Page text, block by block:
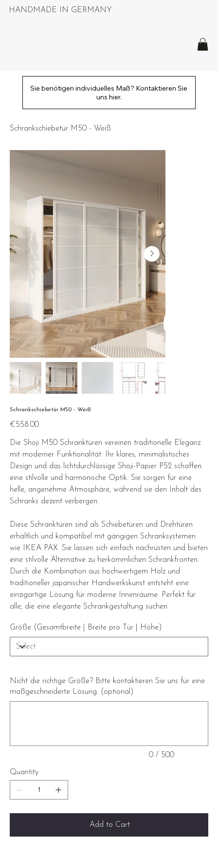
HANDMADE IN GERMANY
Sie benötigen individuelles Maß? Kontaktieren Sie
uns hier.
Schrankschiebetür M50 - Weiß
Schrankschiebetür M50 - Weiß
Price
€558.00
Die Shoji M50 Schranktüren vereinen traditionelle Eleganz
mit moderner Funktionalität. Ihr klares, minimalistisches
Design und das lichtdurchlässige Shoji-Papier P52 schaffen
eine stilvolle und harmonische Optik. Sie sorgen für eine
helle, angenehme Atmosphäre, während sie den Inhalt des
Schranks dezent verbergen.
Diese Schranktüren sind als Schiebetüren und Drehtüren
erhältlich und kompatibel mit gängigen Schranksystemen
wie IKEA PAX. Sie lassen sich einfach nachrüsten und bieten
eine stilvolle Alternative zu herkömmlichen Schrankfronten.
Durch die Kombination aus hochwertigem Holz und
traditioneller japanischer Handwerkskunst entsteht eine
einzigartige Lösung für moderne Innenräume. Perfekt für
alle, die eine elegante Schrankgestaltung suchen.
Größe (Gesamtbreite | Breite pro Tür | Höhe)
Nicht die richtige Größe? Bitte kontaktieren Sie uns für eine
maßgeschneiderte Lösung. (optional)
0 / 500
Quantity
Add to Cart